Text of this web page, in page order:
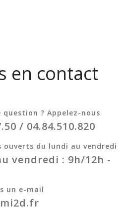
en contact
question ? Appelez-nous
/ 04.84.510.820
ouverts du lundi au vendredi
vendredi : 9h/12h -
un e-mail